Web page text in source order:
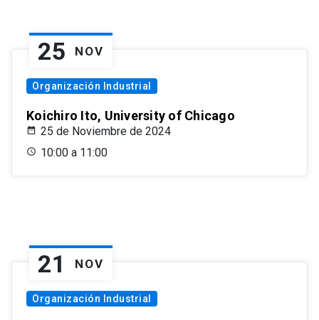
25 NOV
Organización Industrial
Koichiro Ito, University of Chicago
25 de Noviembre de 2024
10:00 a 11:00
21 NOV
Organización Industrial